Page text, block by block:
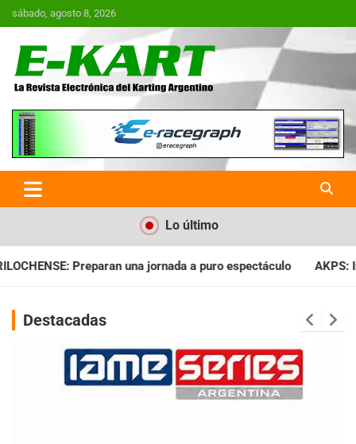
Saltar
al
sábado, agosto 8, 2026
E-Kart.com.ar | La Revista
Electrónica del Karting en
Argentina
Lo último
a puro espectáculo AKPS: Intervino la IGJ y oficializó el
Destacadas